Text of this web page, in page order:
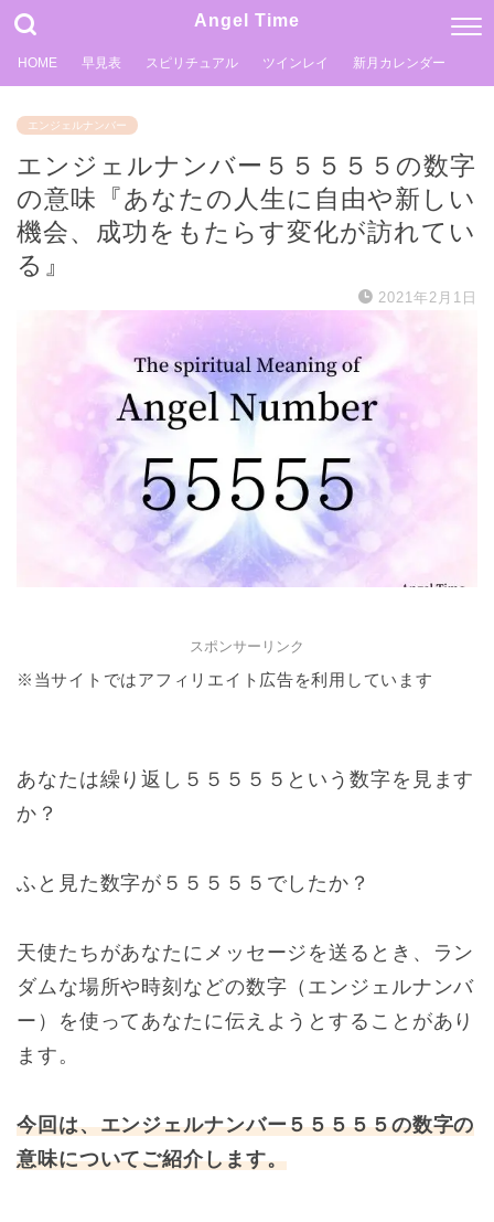
Angel Time
HOME 早見表 スピリチュアル ツインレイ 新月カレンダー
エンジェルナンバー
エンジェルナンバー５５５５５の数字
の意味『あなたの人生に自由や新しい
機会、成功をもたらす変化が訪れてい
る』
2021年2月1日
スポンサーリンク
※当サイトではアフィリエイト広告を利用しています
あなたは繰り返し５５５５５という数字を見ます
か？
ふと見た数字が５５５５５でしたか？
天使たちがあなたにメッセージを送るとき、ラン
ダムな場所や時刻などの数字（エンジェルナンバ
ー）を使ってあなたに伝えようとすることがあり
ます。
今回は、エンジェルナンバー５５５５５の数字の
意味についてご紹介します。